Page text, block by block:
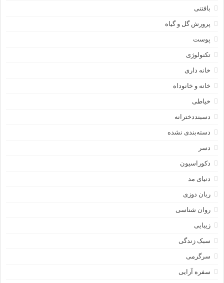
بافتنی
پرورش گل و گیاه
پوست
تکنولوژی
خانه داری
خانه و خانوداه
خیاطی
دسبنددخترانه
دسته‌بندی نشده
دسر
دکوراسیون
دنیای مد
ربان دوزی
روان شناسی
زیبایی
سبک زندگی
سرگرمی
سفره آرایی